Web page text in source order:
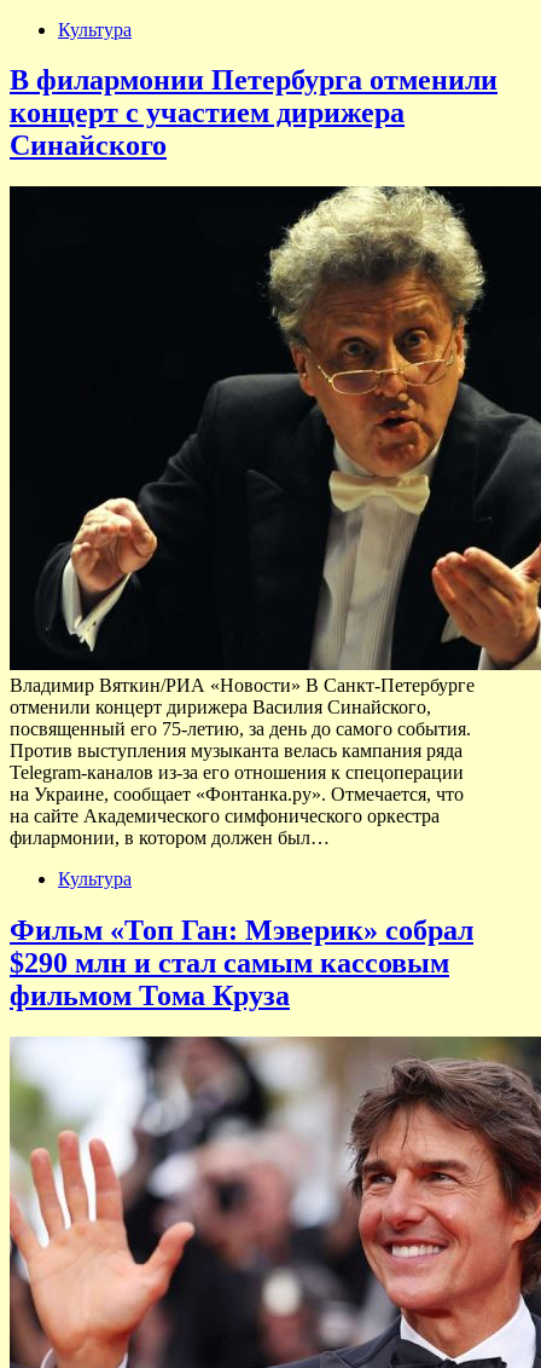
Культура
В филармонии Петербурга отменили
концерт с участием дирижера
Синайского
Владимир Вяткин/РИА «Новости» В Санкт-Петербурге
отменили концерт дирижера Василия Синайского,
посвященный его 75-летию, за день до самого события.
Против выступления музыканта велась кампания ряда
Telegram-каналов из-за его отношения к спецоперации
на Украине, сообщает «Фонтанка.ру». Отмечается, что
на сайте Академического симфонического оркестра
филармонии, в котором должен был…
Культура
Фильм «Топ Ган: Мэверик» собрал
$290 млн и стал самым кассовым
фильмом Тома Круза